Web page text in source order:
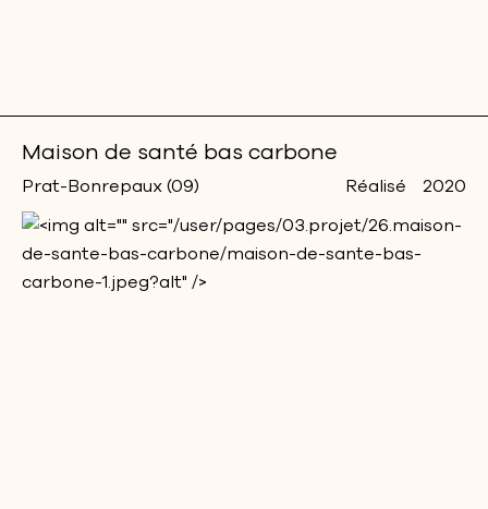
Maison de santé bas carbone
Réalisé
Prat-Bonrepaux (09) 2020